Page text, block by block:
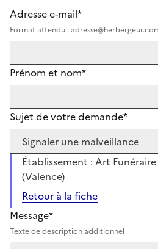
Adresse e-mail*
Format attendu :
Prénom et nom*
Sujet de votre demande*
Établissement : Art
(Valence)
Retour à la fiche
Message*
Texte de description additionnel